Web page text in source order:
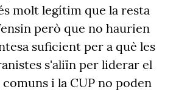
molt legítim que la resta
però que no haurien
suficient per a què les
s'aliïn per liderar el
comuns i la CUP no poden